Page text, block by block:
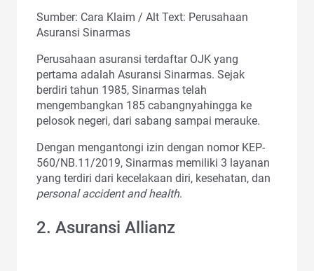
Sumber: Cara Klaim / Alt Text: Perusahaan
Asuransi Sinarmas
Perusahaan asuransi terdaftar OJK yang
pertama adalah Asuransi Sinarmas. Sejak
berdiri tahun 1985, Sinarmas telah
mengembangkan 185 cabangnyahingga ke
pelosok negeri, dari sabang sampai merauke.
Dengan mengantongi izin dengan nomor KEP-
560/NB.11/2019, Sinarmas memiliki 3 layanan
yang terdiri dari kecelakaan diri, kesehatan, dan
personal accident and health.
2. Asuransi Allianz